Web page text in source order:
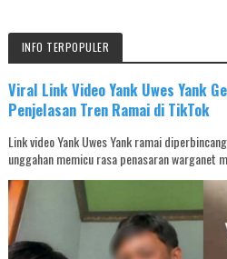
INFO TERPOPULER
Viral Link Video Yank Uwes Yank
Penjelasan Tren Ramai di TikTok
Link video Yank Uwes Yank ramai
unggahan memicu rasa penasaran warganet